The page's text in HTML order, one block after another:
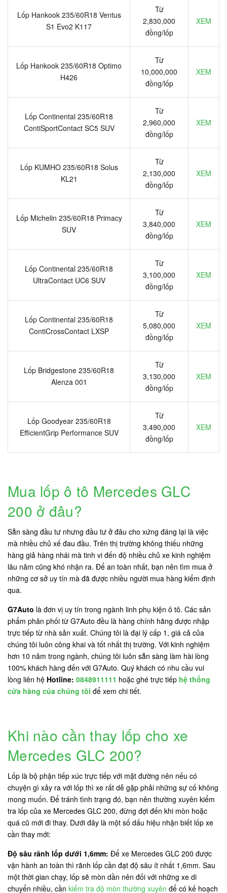
Lốp Hankook 235/60R18 Ventus
S1 Evo2 K117
Từ
2,830,000
đồng/lốp
XEM
Lốp Hankook 235/60R18 Optimo
H426
Từ
10,000,000
đồng/lốp
XEM
Lốp Continental 235/60R18
ContiSportContact SC5 SUV
Từ
2,960,000
đồng/lốp
XEM
Lốp KUMHO 235/60R18 Solus
KL21
Từ
2,130,000
đồng/lốp
XEM
Lốp Michelin 235/60R18 Primacy
SUV
Từ
3,840,000
đồng/lốp
XEM
Lốp Continental 235/60R18
UltraContact UC6 SUV
Từ
3,100,000
đồng/lốp
XEM
Lốp Continental 235/60R18
ContiCrossContact LXSP
Từ
5,080,000
đồng/lốp
XEM
Lốp Bridgestone 235/60R18
Alenza 001
Từ
3,130,000
đồng/lốp
XEM
Lốp Goodyear 235/60R18
EfficientGrip Performance SUV
Từ
3,490,000
đồng/lốp
XEM
Mua lốp ô tô Mercedes GLC
200 ở đâu?
Sẵn sàng đầu tư nhưng đầu tư ở đâu cho xứng đáng lại là việc
mà nhiều chủ xế đau đầu. Trên thị trường không thiếu những
hàng giả hàng nhái mà tinh vi đến độ nhiều chủ xe kinh nghiệm
lâu năm cũng khó nhận ra. Để an toàn nhất, bạn nên tìm mua ở
những cơ sở uy tín mà đã được nhiều người mua hàng kiểm định
qua.
G7Auto là đơn vị uy tín trong ngành linh phụ kiện ô tô. Các sản
phẩm phân phối từ G7Auto đều là hàng chính hãng được nhập
trực tiếp từ nhà sản xuất. Chúng tôi là đại lý cấp 1, giá cả của
chúng tôi luôn công khai và tốt nhất thị trường. Với kinh nghiệm
hơn 10 năm trong ngành, chúng tôi luôn sẵn sàng làm hài lòng
100% khách hàng đến với G7Auto. Quý khách có nhu cầu vui
lòng liên hệ Hotline: 0848911111 hoặc ghé trực tiếp hệ thống
cửa hàng của chúng tôi để xem chi tiết.
Khi nào cần thay lốp cho xe
Mercedes GLC 200?
Lốp là bộ phận tiếp xúc trực tiếp với mặt đường nên nếu có
chuyện gì xảy ra với lốp thì xe rất dễ gặp phải những sự cố không
mong muốn. Để tránh tình trạng đó, bạn nên thường xuyên kiểm
tra lốp của xe Mercedes GLC 200, đừng đợi đến khi mòn hoặc
quá cũ mới đi thay. Dưới đây là một số dấu hiệu nhận biết lốp xe
cần thay mới:
Độ sâu rãnh lốp dưới 1,6mm: Để xe Mercedes GLC 200 được
vận hành an toàn thì rãnh lốp cần đạt độ sâu ít nhất 1,6mm. Sau
một thời gian chạy, lốp sẽ mòn dần nên đối với những xe di
chuyển nhiều, cần kiểm tra độ mòn thường xuyên để có kế hoạch